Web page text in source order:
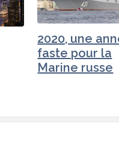
r
2020, une
faste pour la
Marine russe